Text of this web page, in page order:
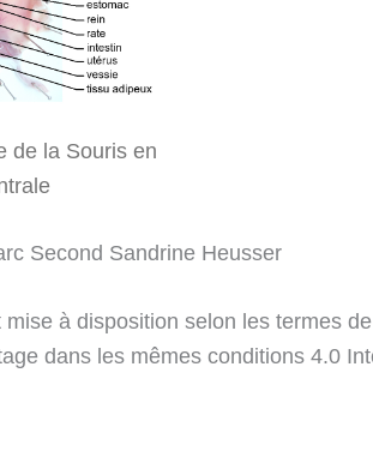
de la Souris en
Second Sandrine Heusser
à disposition selon les termes
dans les mêmes conditions 4.0